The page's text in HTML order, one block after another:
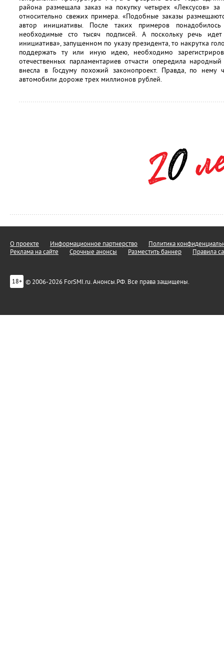
района размещала заказ на покупку четырех «Лексусов»
относительно свежих примера. «Подобные заказы
автор инициативы. После таких примеров
необходимые сто тысяч подписей. А поскольку речь
инициатива», запущенном по указу президента, то накрутка
поддержать ту или иную идею, необходимо
отечественных парламентариев отчасти опередила
внесла в Госдуму похожий законопроект. Правда, по нему
автомобили дороже трех миллионов рублей.
О проекте Информационное партнерство
Политика
Реклама на сайте
Срочные анонсы Разместить баннер Правила
18+ © 2006-2026 ForSMI.ru. Анонсы.РФ. Все права защищены.